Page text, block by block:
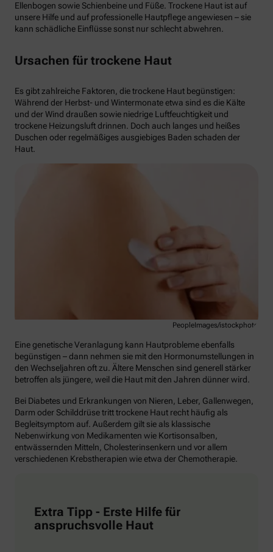
Ellenbogen sowie Schienbeine und Füße. Trockene Haut ist auf
unsere Hilfe und auf professionelle Hautpflege angewiesen – sie
kann schädliche Einflüsse sonst nur schlecht abwehren.
Ursachen für trockene Haut
Es gibt zahlreiche Faktoren, die trockene Haut begünstigen:
Während der Herbst- und Wintermonate etwa sind es die Kälte
und der Wind draußen sowie niedrige Luftfeuchtigkeit und
trockene Heizungsluft drinnen. Doch auch langes und heißes
Duschen oder regelmäßiges ausgiebiges Baden schaden der
Haut.
PeopleImages/istockphoto
Eine genetische Veranlagung kann Hautprobleme ebenfalls
begünstigen – dann nehmen sie mit den Hormonumstellungen in
den Wechseljahren oft zu. Ältere Menschen sind generell stärker
betroffen als jüngere, weil die Haut mit den Jahren dünner wird.
Bei Diabetes und Erkrankungen von Nieren, Leber, Gallenwegen,
Darm oder Schilddrüse tritt trockene Haut recht häufig als
Begleitsymptom auf. Außerdem gilt sie als klassische
Nebenwirkung von Medikamenten wie Kortisonsalben,
entwässernden Mitteln, Cholesterinsenkern und vor allem
verschiedenen Krebstherapien wie etwa der Chemotherapie.
Extra Tipp - Erste Hilfe für
anspruchsvolle Haut